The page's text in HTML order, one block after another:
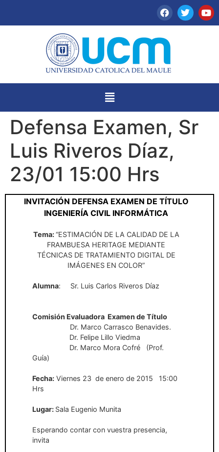
Defensa Examen, Sr
Luis Riveros Díaz,
23/01 15:00 Hrs
INVITACIÓN DEFENSA EXAMEN DE TÍTULO
INGENIERÍA CIVIL INFORMÁTICA
Tema:“ESTIMACIÓN DE LA CALIDAD DE LA
FRAMBUESA HERITAGE MEDIANTE
TÉCNICAS DE TRATAMIENTO DIGITAL DE
IMÁGENES EN COLOR”
Alumna: Sr. Luis Carlos Riveros Díaz
Comisión Evaluadora Examen de Título
Dr. Marco Carrasco Benavides.
Dr. Felipe Lillo Viedma
Dr. Marco Mora Cofré
(Prof.
Guía)
Fecha:Viernes 23 de enero de 2015
15:00
Hrs
Lugar: Sala Eugenio Munita
Esperando contar con vuestra presencia,
invita